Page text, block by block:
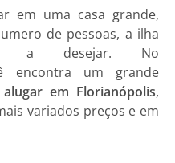
em uma casa grande,
de pessoas, a ilha
a desejar. No
encontra um grande
em Florianópolis,
variados preços e em